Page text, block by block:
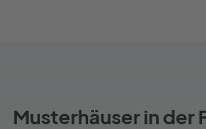
Musterhäuser in der